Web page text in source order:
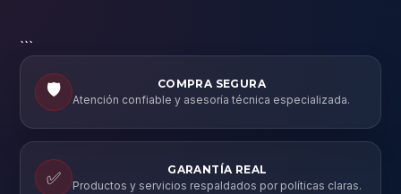
```
🛡️
COMPRA SEGURA
Atención confiable y asesoría técnica especializada.
✅
GARANTÍA REAL
Productos y servicios respaldados por políticas claras.